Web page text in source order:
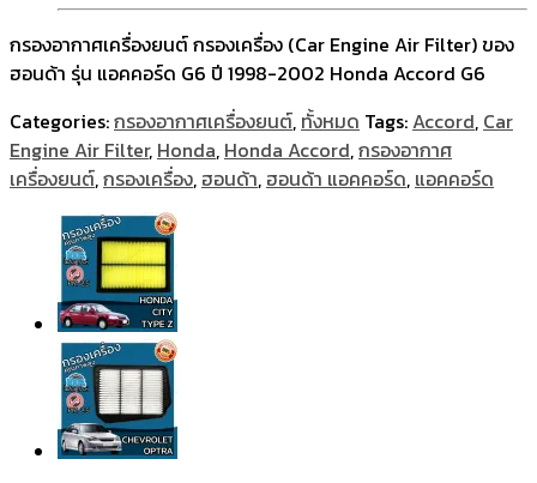
กรองอากาศเครื่องยนต์ กรองเครื่อง (Car Engine Air Filter) ของ
ฮอนด้า รุ่น แอคคอร์ด G6 ปี 1998-2002 Honda Accord G6
Categories:กรองอากาศเครื่องยนต์, ทั้งหมด Tags: Accord, Car
Engine Air Filter, Honda, Honda Accord,กรองอากาศ
เครื่องยนต์,กรองเครื่อง, ฮอนด้า, ฮอนด้า แอคคอร์ด, แอคคอร์ด